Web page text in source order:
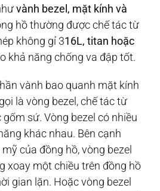
vành bezel, mặt kính và
hồ thường được chế tác từ
không gỉ 316L, titan hoặc
khả năng chống va đập tốt.
vành bao quanh mặt kính
là vòng bezel, chế tác từ
sứ. Vòng bezel có nhiều
khác nhau. Bên cạnh
của đồng hồ, vòng bezel
xoay một chiều trên đồng hồ
gian lặn. Hoặc vòng bezel